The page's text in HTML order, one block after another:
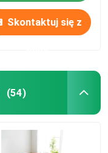
Skontaktuj się z
(54)